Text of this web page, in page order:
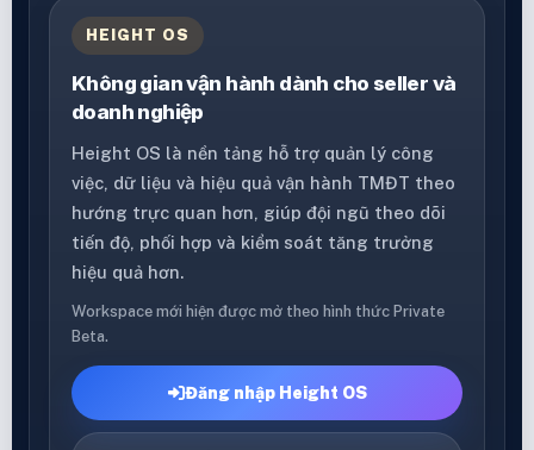
HEIGHT OS
Không gian vận hành dành cho seller và
doanh nghiệp
Height OS là nền tảng hỗ trợ quản lý công
việc, dữ liệu và hiệu quả vận hành TMĐT theo
hướng trực quan hơn, giúp đội ngũ theo dõi
tiến độ, phối hợp và kiểm soát tăng trưởng
hiệu quả hơn.
Workspace mới hiện được mở theo hình thức Private
Beta.
Đăng nhập Height OS